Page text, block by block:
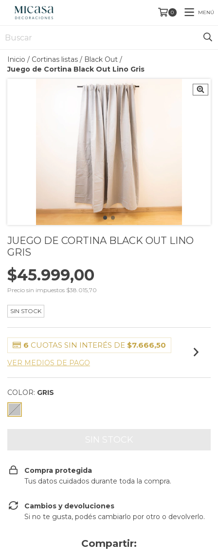
0 MENÚ
Inicio / Cortinas listas / Black Out /
Juego de Cortina Black Out Lino Gris
JUEGO DE CORTINA BLACK OUT LINO
GRIS
$45.999,00
Precio sin impuestos $38.015,70
SIN STOCK
6 CUOTAS SIN INTERÉS DE $7.666,50
VER MEDIOS DE PAGO
COLOR: GRIS
Compra protegida
Tus datos cuidados durante toda la compra.
Cambios y devoluciones
Si no te gusta, podés cambiarlo por otro o devolverlo.
Compartir: